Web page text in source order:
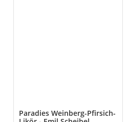
Paradies Weinberg-Pfirsich-